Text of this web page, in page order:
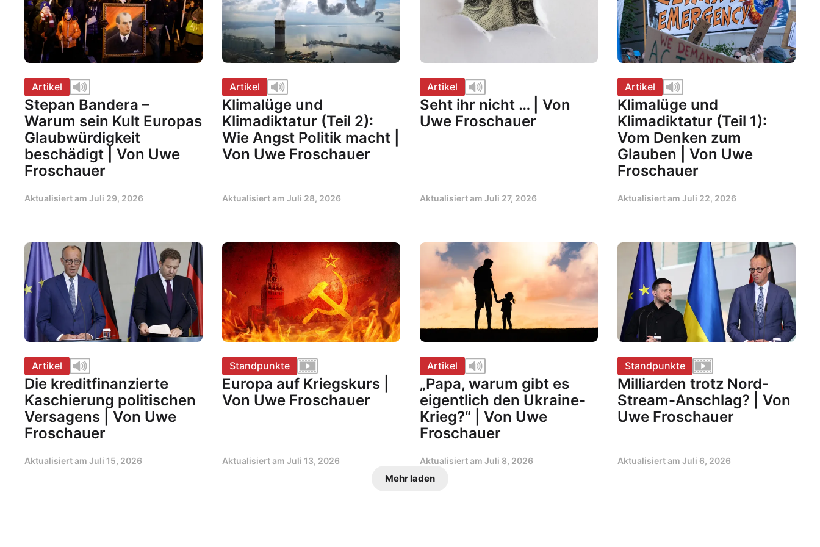
Artikel
Stepan Bandera –
Warum sein Kult Europas
Glaubwürdigkeit
beschädigt | Von Uwe
Froschauer
Aktualisiert am Juli 29, 2026
Artikel
Klimalüge und
Klimadiktatur (Teil 2):
Wie Angst Politik macht |
Von Uwe Froschauer
Aktualisiert am Juli 28, 2026
Artikel
Seht ihr nicht … | Von
Uwe Froschauer
Aktualisiert am Juli 27, 2026
Artikel
Klimalüge und
Klimadiktatur (Teil 1):
Vom Denken zum
Glauben | Von Uwe
Froschauer
Aktualisiert am Juli 22, 2026
Artikel
Die kreditfinanzierte
Kaschierung politischen
Versagens | Von Uwe
Froschauer
Aktualisiert am Juli 15, 2026
Standpunkte
Europa auf Kriegskurs |
Von Uwe Froschauer
Aktualisiert am Juli 13, 2026
Artikel
„Papa, warum gibt es
eigentlich den Ukraine-
Krieg?“ | Von Uwe
Froschauer
Aktualisiert am Juli 8, 2026
Standpunkte
Milliarden trotz Nord-
Stream-Anschlag? | Von
Uwe Froschauer
Aktualisiert am Juli 6, 2026
Mehr laden